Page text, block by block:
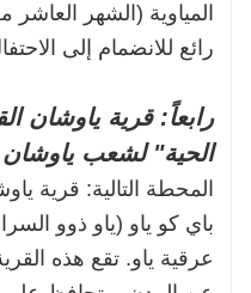
المياوية (الشهر
رائع للانضمام إلى
رابعاً: قرية ياوشان
الحية" لشعب ياوشان
المحطة التالية: قرية
باي كو ياو (ياو ذوو
عرقية ياو. تقع هذه